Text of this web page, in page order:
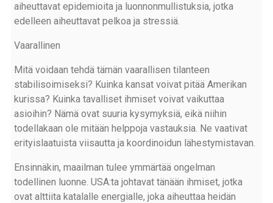
aiheuttavat epidemioita ja luonnonmullistuksia, jotka
edelleen aiheuttavat pelkoa ja stressiä.
Vaarallinen
Mitä voidaan tehdä tämän vaarallisen tilanteen
stabilisoimiseksi? Kuinka kansat voivat pitää Amerikan
kurissa? Kuinka tavalliset ihmiset voivat vaikuttaa
asioihin? Nämä ovat suuria kysymyksiä, eikä niihin
todellakaan ole mitään helppoja vastauksia. Ne vaativat
erityislaatuista viisautta ja koordinoidun lähestymistavan.
Ensinnäkin, maailman tulee ymmärtää ongelman
todellinen luonne. USA:ta johtavat tänään ihmiset, jotka
ovat alttiita katalalle energialle, joka aiheuttaa heidän